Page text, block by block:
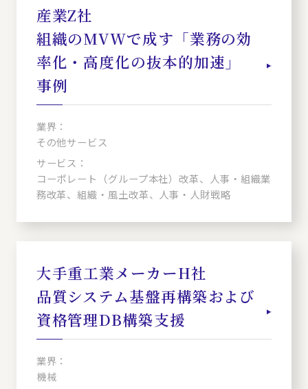
産業Z社
組織のMVWで成す「業務の効
率化・高度化の抜本的加速」
事例
業界：
その他サービス
サービス：
コーポレート（グループ本社）改革、人事・組織業
務改革、組織・風土改革、人事・人財戦略
大手重工業メーカーH社
品質システム基盤再構築および
資格管理DB構築支援
業界：
機械